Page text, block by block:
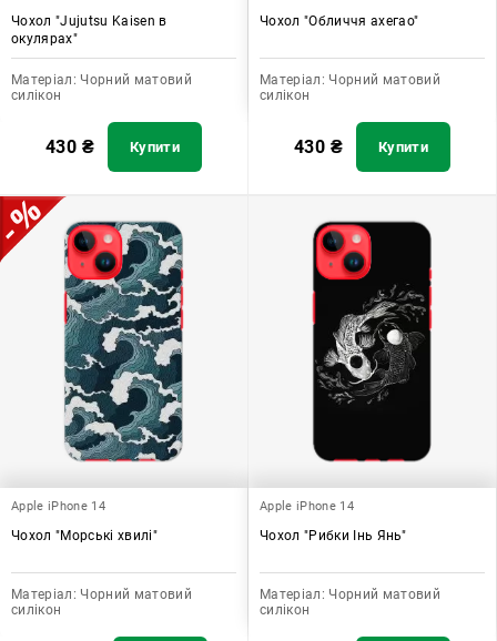
Чохол "Jujutsu Kaisen в
окулярах"
Матеріал: Чорний матовий
силікон
430 ₴ Купити
Чохол "Обличчя ахегао"
Матеріал: Чорний матовий
силікон
430 ₴ Купити
Apple iPhone 14
Чохол "Морські хвилі"
Матеріал: Чорний матовий
силікон
Apple iPhone 14
Чохол "Рибки Інь Янь"
Матеріал: Чорний матовий
силікон